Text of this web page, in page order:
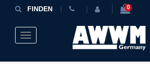
FINDEN 0
Toggle navigation